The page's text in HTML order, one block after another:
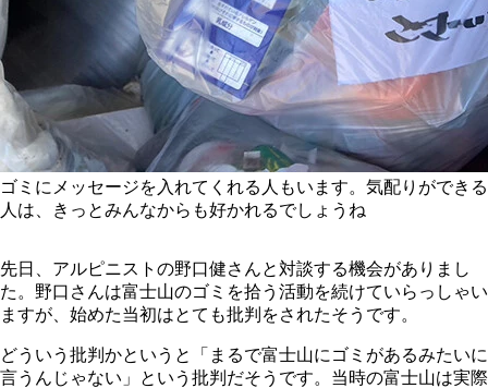
ゴミにメッセージを入れてくれる人もいます。気配りができる
人は、きっとみんなからも好かれるでしょうね
先日、アルピニストの野口健さんと対談する機会がありまし
た。野口さんは富士山のゴミを拾う活動を続けていらっしゃい
ますが、始めた当初はとても批判をされたそうです。
どういう批判かというと「まるで富士山にゴミがあるみたいに
言うんじゃない」という批判だそうです。当時の富士山は実際